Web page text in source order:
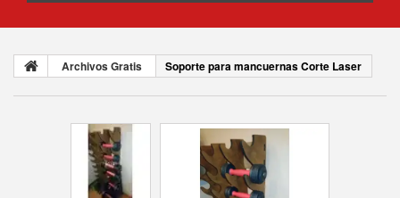
Archivos Gratis Soporte para mancuernas Corte Laser